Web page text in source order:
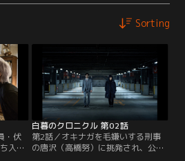
Sorting
・伏
入り
白暮のクロニクル 第02話
第2話／オキナガを毛嫌いする刑事
の唐沢（高橋努）に挑発され、公務